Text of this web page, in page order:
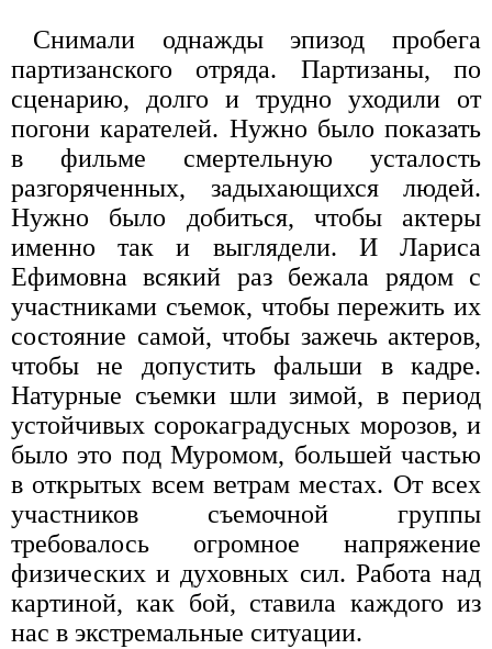
Снимали однажды эпизод пробега
партизанского отряда. Партизаны, по
сценарию, долго и трудно уходили от
погони карателей. Нужно было показать
в фильме смертельную усталость
разгоряченных, задыхающихся людей.
Нужно было добиться, чтобы актеры
именно так и выглядели. И Лариса
Ефимовна всякий раз бежала рядом с
участниками съемок, чтобы пережить их
состояние самой, чтобы зажечь актеров,
чтобы не допустить фальши в кадре.
Натурные съемки шли зимой, в период
устойчивых сорокаградусных морозов, и
было это под Муромом, большей частью
в открытых всем ветрам местах. От всех
участников съемочной группы
требовалось огромное напряжение
физических и духовных сил. Работа над
картиной, как бой, ставила каждого из
нас в экстремальные ситуации.